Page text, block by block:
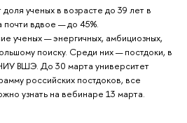
ученых в возрасте до 39 лет в
вдвое — до 45%.
ученых — энергичных, амбициозных,
поиску. Среди них — постдоки, в
ВШЭ. До 30 марта университет
российских постдоков, все
узнать на вебинаре 13 марта.